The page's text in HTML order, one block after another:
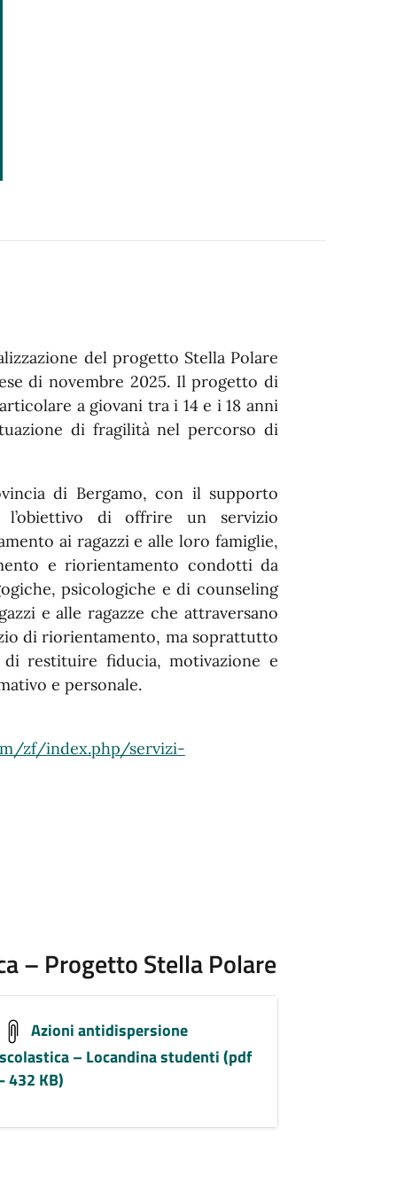
del progetto Stella Polare
di novembre 2025. Il progetto di
a giovani tra i 14 e i 18 anni
di fragilità nel percorso di
di Bergamo, con il supporto
l’obiettivo di offrire un servizio
ai ragazzi e alle loro famiglie,
e riorientamento condotti da
psicologiche e di counseling
e alle ragazze che attraversano
di riorientamento, ma soprattutto
restituire fiducia, motivazione e
e personale.
zf/index.php/servizi-
– Progetto Stella Polare
Azioni antidispersione
scolastica – Locandina studenti (pdf
- 432 KB)